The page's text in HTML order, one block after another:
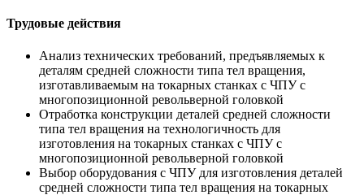
Трудовые действия
Анализ технических требований, предъявляемых к
деталям средней сложности типа тел вращения,
изготавливаемым на токарных станках с ЧПУ с
многопозиционной револьверной головкой
Отработка конструкции деталей средней сложности
типа тел вращения на технологичность для
изготовления на токарных станках с ЧПУ с
многопозиционной револьверной головкой
Выбор оборудования с ЧПУ для изготовления деталей
средней сложности типа тел вращения на токарных